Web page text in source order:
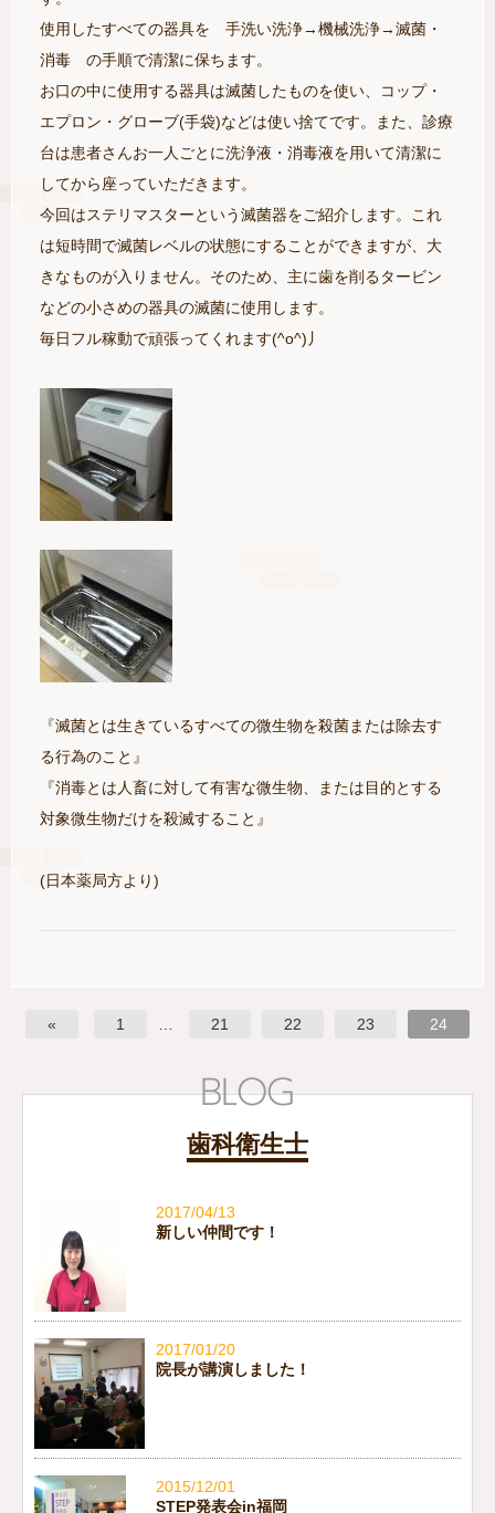
使用したすべての器具を 手洗い洗浄→機械洗浄→滅菌・
消毒 の手順で清潔に保ちます。
お口の中に使用する器具は滅菌したものを使い、コップ・
エプロン・グローブ(手袋)などは使い捨てです。また、診療
台は患者さんお一人ごとに洗浄液・消毒液を用いて清潔に
してから座っていただきます。
今回はステリマスターという滅菌器をご紹介します。これ
は短時間で滅菌レベルの状態にすることができますが、大
きなものが入りません。そのため、主に歯を削るタービン
などの小さめの器具の滅菌に使用します。
毎日フル稼動で頑張ってくれます(^o^)丿
『滅菌とは生きているすべての微生物を殺菌または除去す
る行為のこと』
『消毒とは人畜に対して有害な微生物、または目的とする
対象微生物だけを殺滅すること』
(日本薬局方より)
« 1 21 22 23 24
歯科衛生士
2017/04/13
新しい仲間です！
2017/01/20
院長が講演しました！
2015/12/01
STEP発表会in福岡